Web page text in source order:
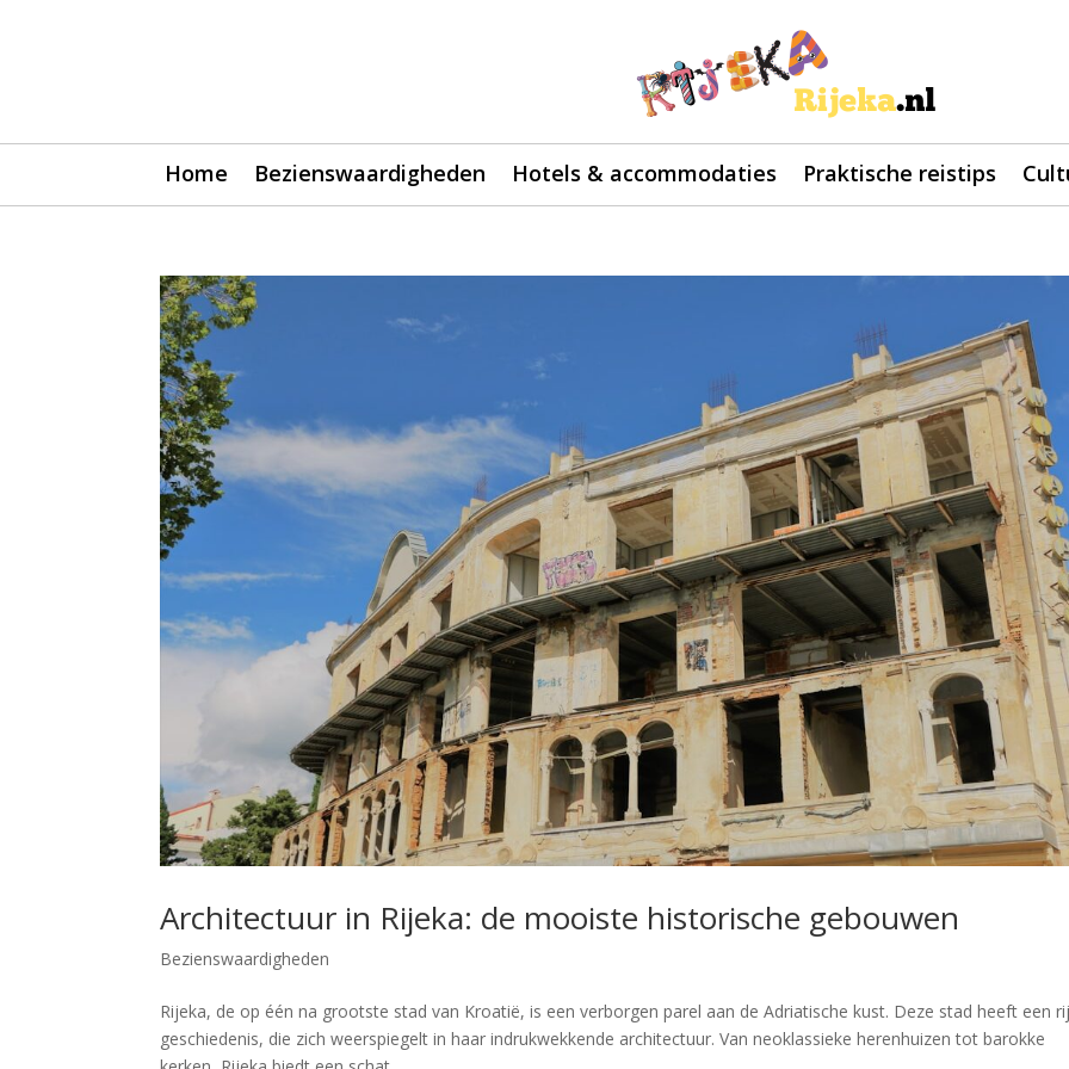
Home Bezienswaardigheden Hotels & accommodaties Praktische reistips
Architectuur in Rijeka: de mooiste historische gebouwen
Bezienswaardigheden
Rijeka, de op één na grootste stad van Kroatië, is een verborgen parel aan de Adriatische kust. Deze stad heeft een
geschiedenis, die zich weerspiegelt in haar indrukwekkende architectuur. Van neoklassieke herenhuizen tot barokke